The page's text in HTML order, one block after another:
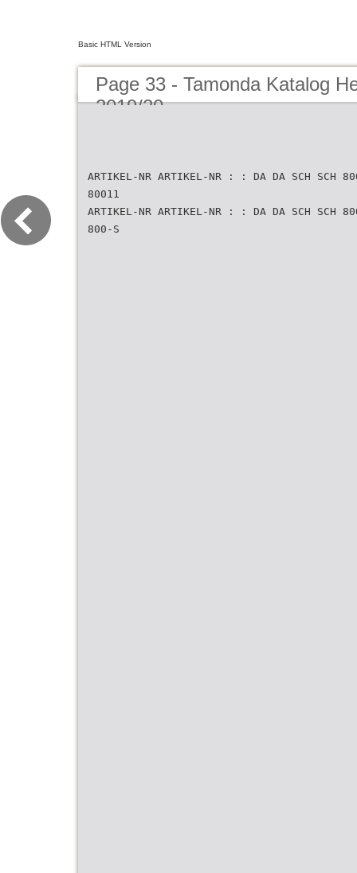
Basic HTML Version
Page 33 - Tamonda Katalog
2019/20
ARTIKEL-NR ARTIKEL-NR : : DA DA SCH SCH
80011
ARTIKEL-NR ARTIKEL-NR : : DA DA SCH SCH
800-S